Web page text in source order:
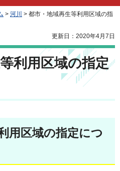
> 河川 > 都市・地域再生等利用区域の指
更新日：2020年4月7日
利用区域の指定
用区域の指定につ